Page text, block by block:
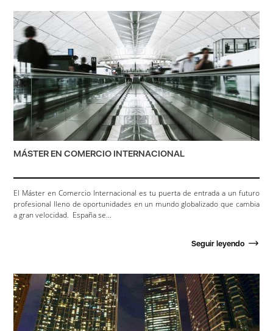
MÁSTER EN COMERCIO INTERNACIONAL
El Máster en Comercio Internacional es tu puerta de entrada a un futuro
profesional lleno de oportunidades en un mundo globalizado que cambia
a gran velocidad. España se...
Seguir leyendo